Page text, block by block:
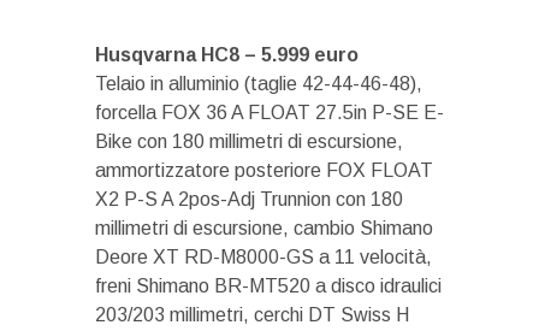
Husqvarna HC8 – 5.999 euro
Telaio in alluminio (taglie 42-44-46-48),
forcella FOX 36 A FLOAT 27.5in P-SE E-
Bike con 180 millimetri di escursione,
ammortizzatore posteriore FOX FLOAT
X2 P-S A 2pos-Adj Trunnion con 180
millimetri di escursione, cambio Shimano
Deore XT RD-M8000-GS a 11 velocità,
freni Shimano BR-MT520 a disco idraulici
203/203 millimetri, cerchi DT Swiss H